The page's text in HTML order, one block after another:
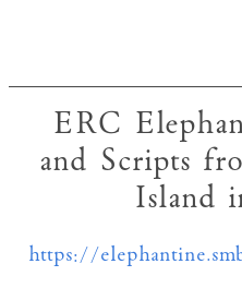
ERC
and Scripts
Island
https://